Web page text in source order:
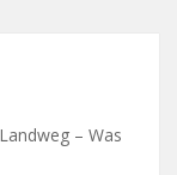
– Was